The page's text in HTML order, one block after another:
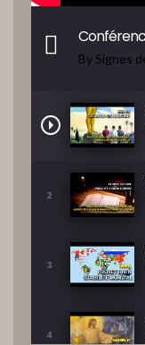
By Signes
2
3
4